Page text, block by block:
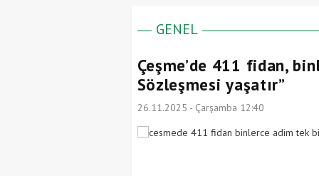
GENEL
Çeşme’de 411 fidan,
Sözleşmesi yaşatır”
26.11.2025 - Çarşamba 12:40